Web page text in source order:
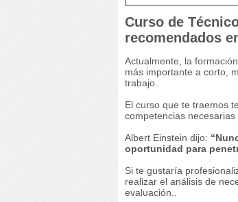
Curso de
recomendados
Actualmente, la
más importante a corto,
trabajo.
El curso que te traemos
competencias
Albert Einstein dijo:
oportunidad para
Si te gustaría
realizar el análisis de
evaluación..